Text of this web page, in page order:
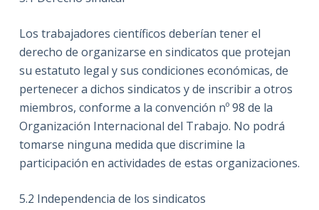
Los trabajadores científicos deberían tener el
derecho de organizarse en sindicatos que protejan
su estatuto legal y sus condiciones económicas, de
pertenecer a dichos sindicatos y de inscribir a otros
miembros, conforme a la convención nº 98 de la
Organización Internacional del Trabajo. No podrá
tomarse ninguna medida que discrimine la
participación en actividades de estas organizaciones.
5.2 Independencia de los sindicatos